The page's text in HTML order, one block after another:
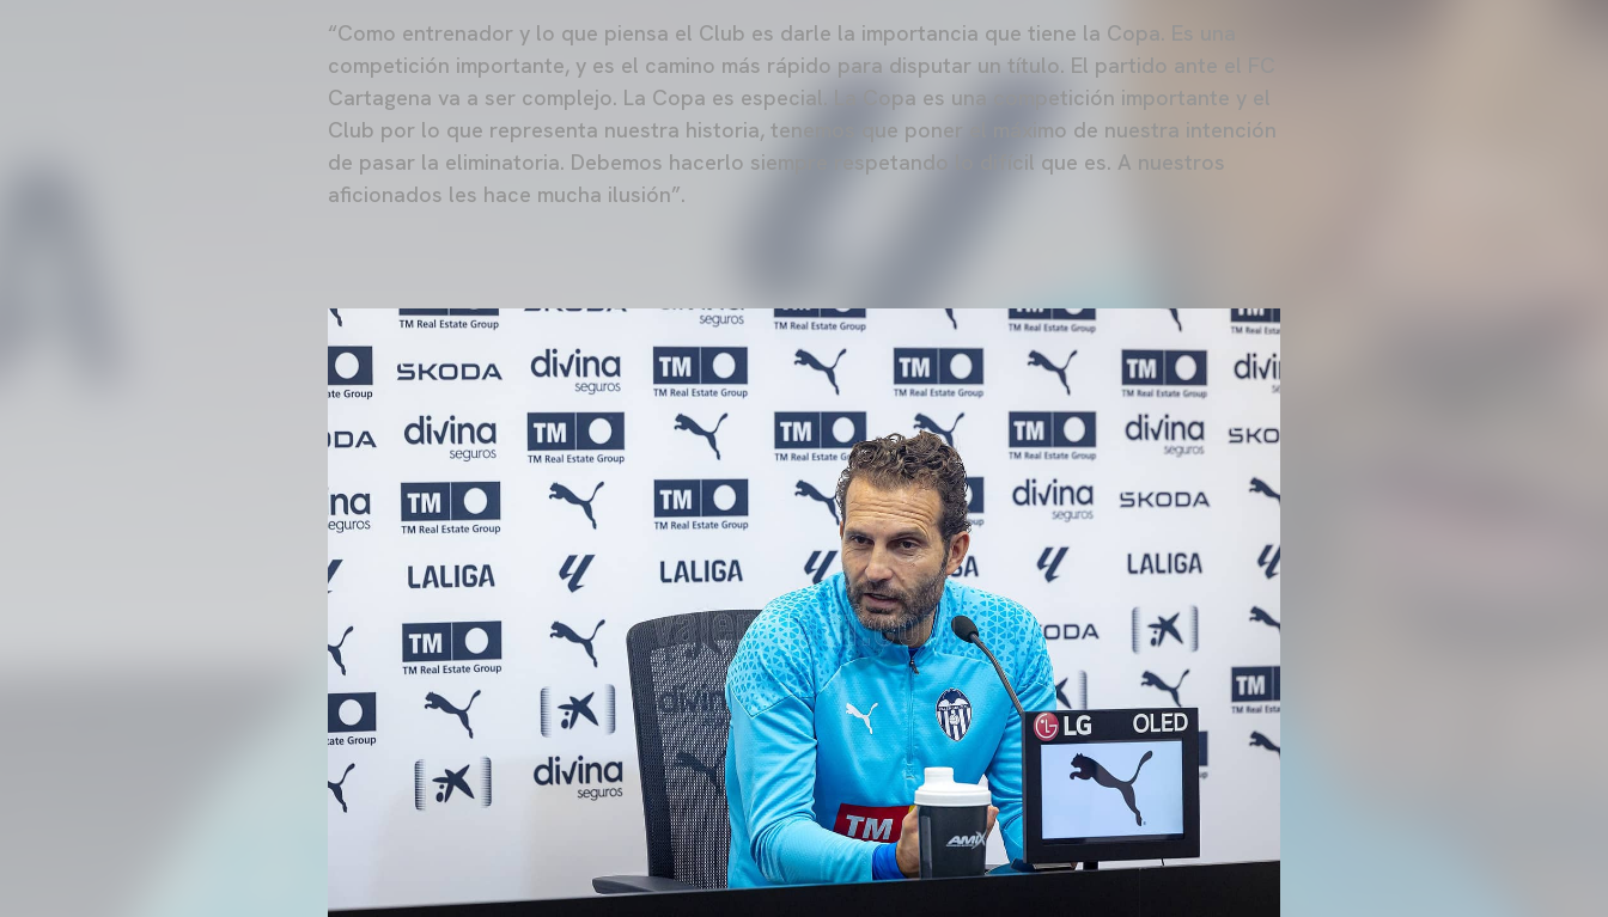
“Como entrenador y lo que piensa el Club es darle la importancia que tiene la Copa. Es una
competición importante, y es el camino más rápido para disputar un título. El partido ante el FC
Cartagena va a ser complejo. La Copa es especial. La Copa es una competición importante y el
Club por lo que representa nuestra historia, tenemos que poner el máximo de nuestra intención
de pasar la eliminatoria. Debemos hacerlo siempre respetando lo difícil que es. A nuestros
aficionados les hace mucha ilusión”.